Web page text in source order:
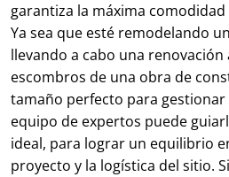
garantiza la máxima
Ya sea que esté remodelando
llevando a cabo una
escombros de una obra de
tamaño perfecto para
equipo de expertos puede
ideal, para lograr un equilibrio
proyecto y la logística del sitio.